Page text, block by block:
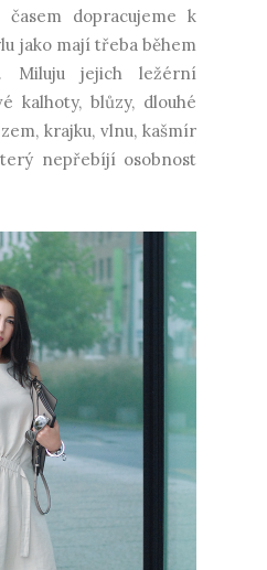
dopracujeme k
jako mají třeba během
Miluju jejich ležérní
kalhoty, blůzy, dlouhé
krajku, vlnu, kašmír
nepřebíjí osobnost